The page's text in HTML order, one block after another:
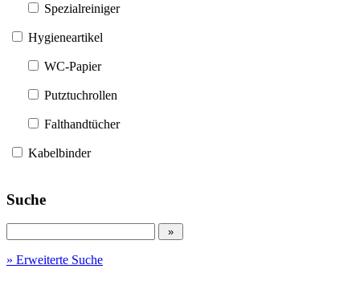
Spezialreiniger
Hygieneartikel
WC-Papier
Putztuchrollen
Falthandtücher
Kabelbinder
Suche
» Erweiterte Suche